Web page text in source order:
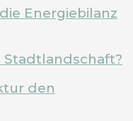
Energiebilanz
Stadtlandschaft?
den